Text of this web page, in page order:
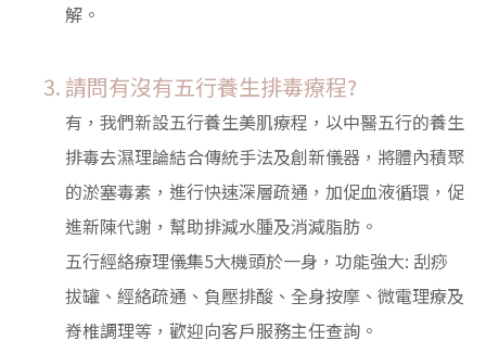
解。
請問有沒有五行養生排毒療程?
有，我們新設五行養生美肌療程，以中醫五行的養生
排毒去濕理論結合傳統手法及創新儀器，將體內積聚
的淤塞毒素，進行快速深層疏通，加促血液循環，促
進新陳代謝，幫助排減水腫及消減脂肪。
五行經絡療理儀集5大機頭於一身，功能強大: 刮痧
拔罐、經絡疏通、負壓排酸、全身按摩、微電理療及
脊椎調理等，歡迎向客戶服務主任查詢。